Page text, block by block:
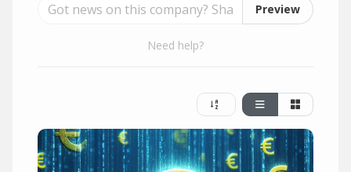
Preview
Need help?